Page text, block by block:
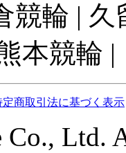
競輪 |
本競輪 |
定商取引法に基づく表示
Ltd.